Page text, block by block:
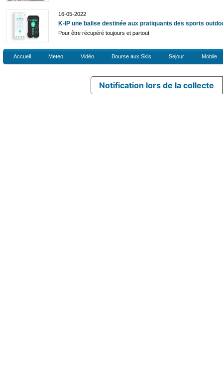
16-05-2022
K-IP une balise destinée aux pratiquants des sports
Pour être récupéré toujours et partout
Accueil Meteo Vidéo Bourse aux Skis Sejour Mobile
Notification lors de la collecte